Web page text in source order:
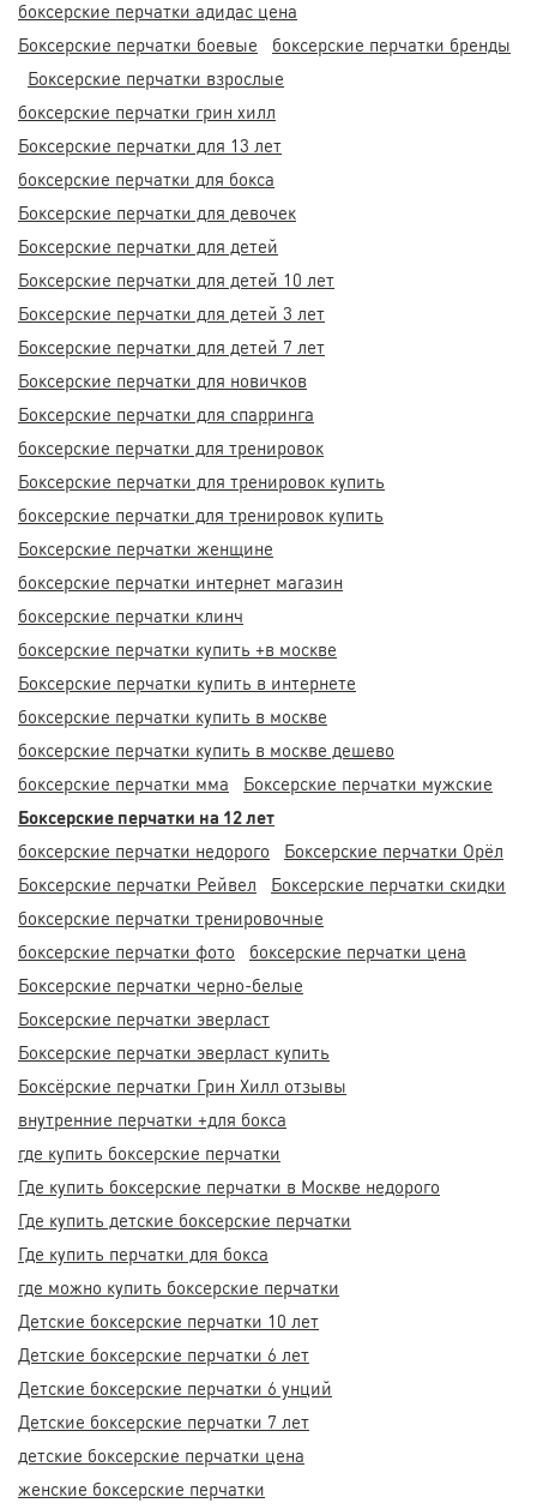
боксерские перчатки адидас цена
Боксерские перчатки боевые
боксерские перчатки бренды
Боксерские перчатки взрослые
боксерские перчатки грин хилл
Боксерские перчатки для 13 лет
боксерские перчатки для бокса
Боксерские перчатки для девочек
Боксерские перчатки для детей
Боксерские перчатки для детей 10 лет
Боксерские перчатки для детей 3 лет
Боксерские перчатки для детей 7 лет
Боксерские перчатки для новичков
Боксерские перчатки для спарринга
боксерские перчатки для тренировок
Боксерские перчатки для тренировок купить
боксерские перчатки для тренировок купить
Боксерские перчатки женщине
боксерские перчатки интернет магазин
боксерские перчатки клинч
боксерские перчатки купить +в москве
Боксерские перчатки купить в интернете
боксерские перчатки купить в москве
боксерские перчатки купить в москве дешево
боксерские перчатки мма
Боксерские перчатки мужские
Боксерские перчатки на 12 лет
боксерские перчатки недорого
Боксерские перчатки Орёл
Боксерские перчатки Рейвел
Боксерские перчатки скидки
боксерские перчатки тренировочные
боксерские перчатки фото
боксерские перчатки цена
Боксерские перчатки черно-белые
Боксерские перчатки эверласт
Боксерские перчатки эверласт купить
Боксёрские перчатки Грин Хилл отзывы
внутренние перчатки +для бокса
где купить боксерские перчатки
Где купить боксерские перчатки в Москве недорого
Где купить детские боксерские перчатки
Где купить перчатки для бокса
где можно купить боксерские перчатки
Детские боксерские перчатки 10 лет
Детские боксерские перчатки 6 лет
Детские боксерские перчатки 6 унций
Детские боксерские перчатки 7 лет
детские боксерские перчатки цена
женские боксерские перчатки